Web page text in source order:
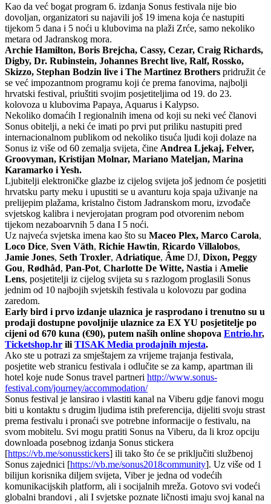
Kao da već bogat program 6. izdanja Sonus festivala nije bio
dovoljan, organizatori su najavili još 19 imena koja će nastupiti
tijekom 5 dana i 5 noći u klubovima na plaži Zrće, samo nekoliko
metara od Jadranskog mora.
Archie Hamilton, Boris Brejcha, Cassy, Cezar, Craig Richards,
Digby, Dr. Rubinstein, Johannes Brecht live, Ralf, Rossko,
Skizzo, Stephan Bodzin live i The Martinez Brothers pridružit će
se već impozantnom programu koji će prema fanovima, najbolji
hrvatski festival, priuštiti svojim posjetiteljima od 19. do 23.
kolovoza u klubovima Papaya, Aquarus i Kalypso.
Nekoliko domaćih I regionalnih imena od koji su neki već članovi
Sonus obitelji, a neki će imati po prvi put priliku nastupiti pred
internacionalnom publikom od nekoliko tisuća ljudi koji dolaze na
Sonus iz više od 60 zemalja svijeta, čine Andrea Ljekaj, Felver,
Groovyman, Kristijan Molnar, Mariano Mateljan, Marina
Karamarko i Yesh.
Ljubitelji elektroničke glazbe iz cijelog svijeta još jednom će posjetiti
hrvatsku party meku i upustiti se u avanturu koja spaja uživanje na
prelijepim plažama, kristalno čistom Jadranskom moru, izvođače
svjetskog kalibra i nevjerojatan program pod otvorenim nebom
tijekom nezaboarvnih 5 dana I 5 noći.
Uz najveća svjetska imena kao što su Maceo Plex, Marco Carola,
Loco Dice, Sven Väth, Richie Hawtin, Ricardo Villalobos,
Jamie Jones, Seth Troxler, Adriatique, Âme DJ, Dixon, Peggy
Gou, Rødhåd, Pan-Pot, Charlotte De Witte, Nastia i Amelie
Lens, posjetitelji iz cijelog svijeta su s razlogom proglasili Sonus
jednim od 10 najbojih svjetskih festivala u kolovozu par godina
zaredom.
Early bird i prvo izdanje ulaznica je rasprodano i trenutno su u
prodaji dostupne povoljnije ulaznice za EX YU posjetitelje po
cijeni od 670 kuna (€90), putem naših online shopova Entrio.hr,
Ticketshop.hr ili TISAK Media prodajnih mjesta.
Ako ste u potrazi za smještajem za vrijeme trajanja festivala,
posjetite web stranicu festivala i odlučite se za kamp, apartman ili
hotel koje nude Sonus travel partneri http://www.sonus-
festival.com/journey/accommodation/
Sonus festival je lansirao i vlastiti kanal na Viberu gdje fanovi mogu
biti u kontaktu s drugim ljudima istih preferencija, dijeliti svoju strast
prema festivalu i pronaći sve potrebne informacije o festivalu, na
svom mobitelu. Svi mogu pratiti Sonus na Viberu, da li kroz opciju
downloada posebnog izdanja Sonus stickera
[https://vb.me/sonusstickers] ili tako što će se priključiti službenoj
Sonus zajednici [https://vb.me/sonus2018community]. Uz više od 1
bilijun korisnika diljem svijeta, Viber je jedna od vodećih
komunikacijskih platform, ali i socijalnih mreža. Gotovo svi vodeći
globalni brandovi , ali I svjetske poznate ličnosti imaju svoj kanal na